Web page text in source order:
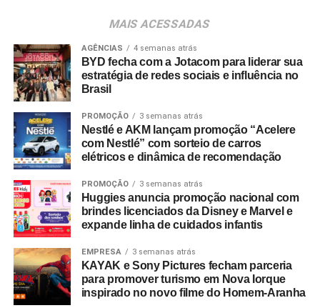
no canal oficial da Ticketmaster, com lote inicial a partir
de R$ 3.950,00. As demais atualizações e atrações do
evento serão divulgadas nos canais oficiais do camarote
nos próximos meses.
MAIS ACESSADAS
AGÊNCIAS 4 semanas atrás
BYD fecha com a Jotacom para liderar sua
estratégia de redes sociais e influência no
Brasil
PROMOÇÃO 3 semanas atrás
Nestlé e AKM lançam promoção “Acelere
com Nestlé” com sorteio de carros
elétricos e dinâmica de recomendação
PROMOÇÃO 3 semanas atrás
Huggies anuncia promoção nacional com
brindes licenciados da Disney e Marvel e
expande linha de cuidados infantis
EMPRESA 3 semanas atrás
KAYAK e Sony Pictures fecham parceria
para promover turismo em Nova Iorque
inspirado no novo filme do Homem-Aranha